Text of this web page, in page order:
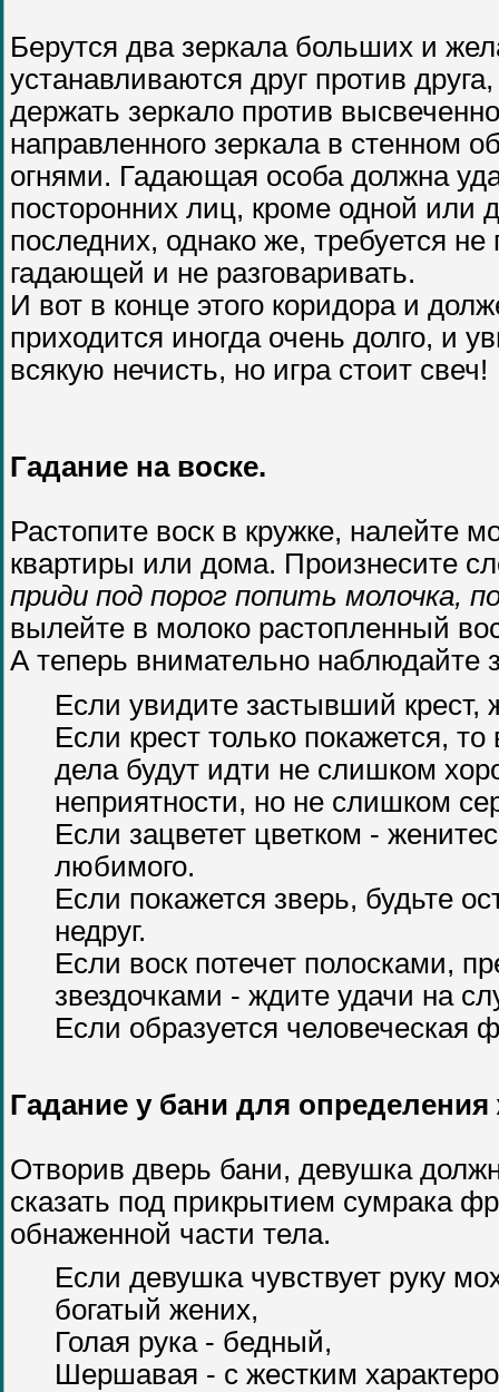
Берутся два зеркала больших и
устанавливаются друг против
держать зеркало против
направленного зеркала в стенном
огнями. Гадающая особа должна
посторонних лиц, кроме одной или
последних, однако же, требуется не
гадающей и не разговаривать.
И вот в конце этого коридора и
приходится иногда очень долго, и
всякую нечисть, но игра стоит свеч!
Гадание на воске.
Растопите воск в кружке, налейте
квартиры или дома. Произнесите
приди под порог попить молочка,
вылейте в молоко растопленный
А теперь внимательно наблюдайте
Если увидите застывший крест,
Если крест только покажется,
дела будут идти не слишком
неприятности, но не слишком
Если зацветет цветком -
любимого.
Если покажется зверь, будьте
недруг.
Если воск потечет полосками,
звездочками - ждите удачи на
Если образуется человеческая
Гадание у бани для определения
Отворив дверь бани, девушка
сказать под прикрытием сумрака
обнаженной части тела.
Если девушка чувствует руку
богатый жених,
Голая рука - бедный,
Шершавая - с жестким